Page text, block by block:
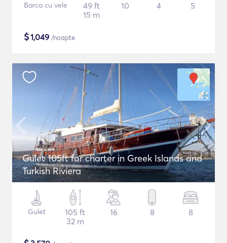
Barca cu vele
49 ft
15 m
10 4 5
$1,049 /noapte
Gulet 105ft for charter in Greek Islands and
Turkish Riviera
Gulet
105 ft
32 m
16 8 8